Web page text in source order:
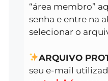
“área membro”
senha e entre na
selecionar o
ARQUIVO
seu e-mail